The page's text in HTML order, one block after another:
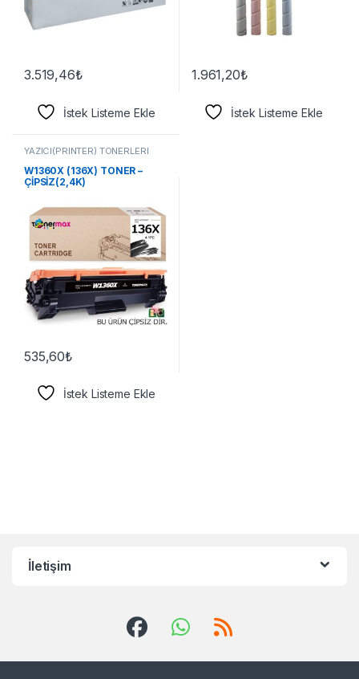
3.519,46₺
İstek Listeme Ekle
1.961,20₺
İstek Listeme Ekle
YAZICI(PRİNTER) TONERLERİ
W1360X (136X) TONER –
ÇİPSİZ(2,4K)
535,60₺
İstek Listeme Ekle
İletişim